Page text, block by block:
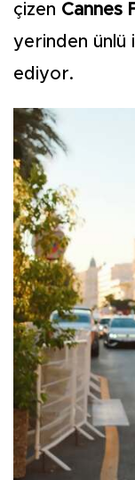
çizen Cannes
yerinden ünlü
ediyor.